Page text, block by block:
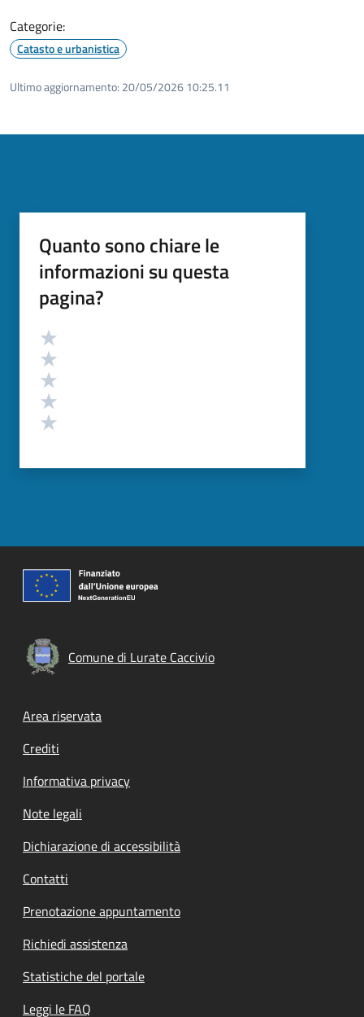
Categorie:
Catasto e urbanistica
Ultimo aggiornamento: 20/05/2026 10:25.11
Quanto sono chiare le
informazioni su questa
pagina?
Valutazione
Comune di Lurate Caccivio
Footer menu
Area riservata
Crediti
Informativa privacy
Note legali
Dichiarazione di accessibilità
Contatti
Prenotazione appuntamento
Richiedi assistenza
Statistiche del portale
Leggi le FAQ